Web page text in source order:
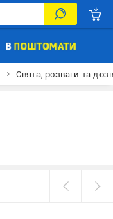
Свята, розваги та